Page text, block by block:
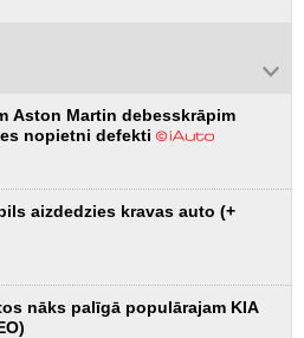
Aston Martin debesskrāpim
nopietni defekti
aizdedzies kravas auto (+
nāks palīgā populārajam KIA